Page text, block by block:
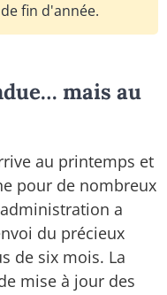
fin d'année.
mais au
au printemps et
pour de nombreux
a
du précieux
de six mois. La
mise à jour des